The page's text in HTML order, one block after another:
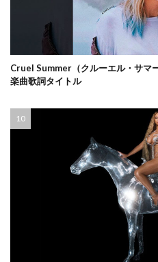
Cruel Summer（クルーエル・サマ
楽曲歌詞タイトル